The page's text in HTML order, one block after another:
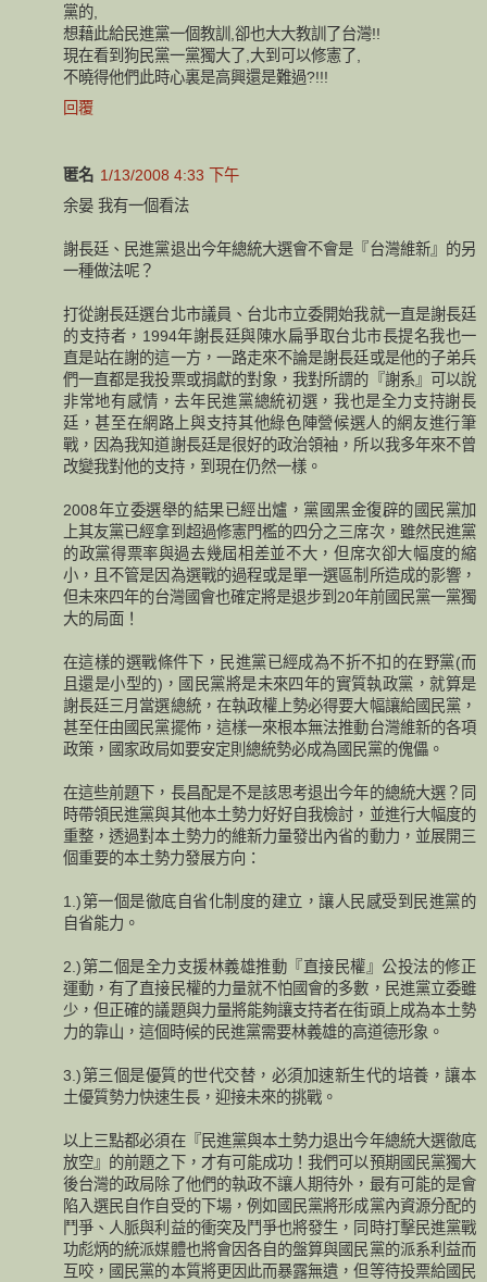
黨的,
想藉此給民進黨一個教訓,卻也大大教訓了台灣!!
現在看到狗民黨一黨獨大了,大到可以修憲了,
不曉得他們此時心裏是高興還是難過?!!!
回覆
匿名 1/13/2008 4:33 下午
余晏 我有一個看法
謝長廷、民進黨退出今年總統大選會不會是『台灣維新』的另
一種做法呢？
打從謝長廷選台北市議員、台北市立委開始我就一直是謝長廷
的支持者，1994年謝長廷與陳水扁爭取台北市長提名我也一
直是站在謝的這一方，一路走來不論是謝長廷或是他的子弟兵
們一直都是我投票或捐獻的對象，我對所謂的『謝系』可以說
非常地有感情，去年民進黨總統初選，我也是全力支持謝長
廷，甚至在網路上與支持其他綠色陣營候選人的網友進行筆
戰，因為我知道謝長廷是很好的政治領袖，所以我多年來不曾
改變我對他的支持，到現在仍然一樣。
2008年立委選舉的結果已經出爐，黨國黑金復辟的國民黨加
上其友黨已經拿到超過修憲門檻的四分之三席次，雖然民進黨
的政黨得票率與過去幾屆相差並不大，但席次卻大幅度的縮
小，且不管是因為選戰的過程或是單一選區制所造成的影響，
但未來四年的台灣國會也確定將是退步到20年前國民黨一黨獨
大的局面！
在這樣的選戰條件下，民進黨已經成為不折不扣的在野黨(而
且還是小型的)，國民黨將是未來四年的實質執政黨，就算是
謝長廷三月當選總統，在執政權上勢必得要大幅讓給國民黨，
甚至任由國民黨擺佈，這樣一來根本無法推動台灣維新的各項
政策，國家政局如要安定則總統勢必成為國民黨的傀儡。
在這些前題下，長昌配是不是該思考退出今年的總統大選？同
時帶領民進黨與其他本土勢力好好自我檢討，並進行大幅度的
重整，透過對本土勢力的維新力量發出內省的動力，並展開三
個重要的本土勢力發展方向：
1.)第一個是徹底自省化制度的建立，讓人民感受到民進黨的
自省能力。
2.)第二個是全力支援林義雄推動『直接民權』公投法的修正
運動，有了直接民權的力量就不怕國會的多數，民進黨立委雖
少，但正確的議題與力量將能夠讓支持者在街頭上成為本土勢
力的靠山，這個時候的民進黨需要林義雄的高道德形象。
3.)第三個是優質的世代交替，必須加速新生代的培養，讓本
土優質勢力快速生長，迎接未來的挑戰。
以上三點都必須在『民進黨與本土勢力退出今年總統大選徹底
放空』的前題之下，才有可能成功！我們可以預期國民黨獨大
後台灣的政局除了他們的執政不讓人期待外，最有可能的是會
陷入選民自作自受的下場，例如國民黨將形成黨內資源分配的
鬥爭、人脈與利益的衝突及鬥爭也將發生，同時打擊民進黨戰
功彪炳的統派媒體也將會因各自的盤算與國民黨的派系利益而
互咬，國民黨的本質將更因此而暴露無遺，但等待投票給國民